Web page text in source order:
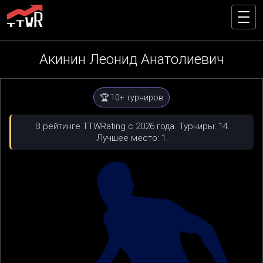
Акинин Леонид Анатолиевич
🏆 10+ турниров
В рейтинге TTWRating с 2026 года. Турниры: 14.
Лучшее место: 1.